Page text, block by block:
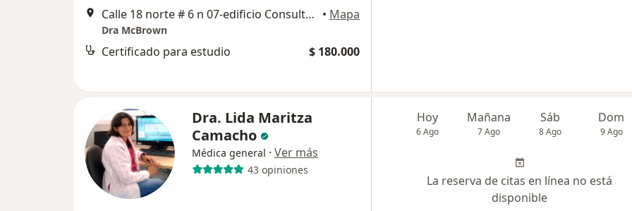
Calle 18 norte # 6 n 07-edificio Consultorio 501, El Diamante, Cali • Mapa
Dra McBrown
Certificado para estudio $ 180.000
Dra. Lida Maritza
Camacho
Médica general · Ver más
43 opiniones
Hoy
6 Ago
Mañana
7 Ago
Sáb
8 Ago
Dom
9 Ago
La reserva de citas en línea no está
disponible